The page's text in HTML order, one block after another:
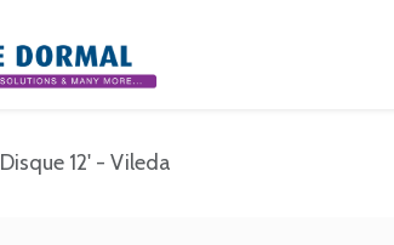
Disque 12' - Vileda